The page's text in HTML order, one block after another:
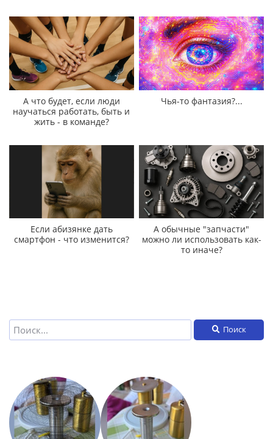
А что будет, если люди
научаться работать, быть и
жить - в команде?
Чья-то фантазия?...
Если абизянке дать
смартфон - что изменится?
А обычные "запчасти"
можно ли использовать как-
то иначе?
Поиск